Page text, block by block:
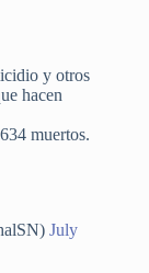
y otros
hacen
muertos.
July